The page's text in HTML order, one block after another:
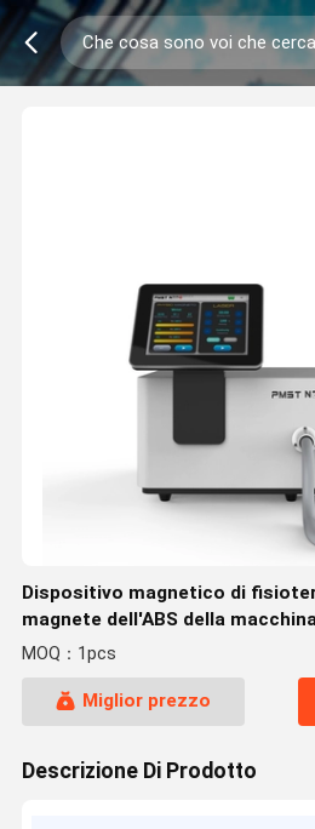
Dispositivo magnetico di
magnete dell'ABS della macchina
massaggiatore della parte
MOQ：1pcs
Miglior prezzo
Descrizione Di Prodotto